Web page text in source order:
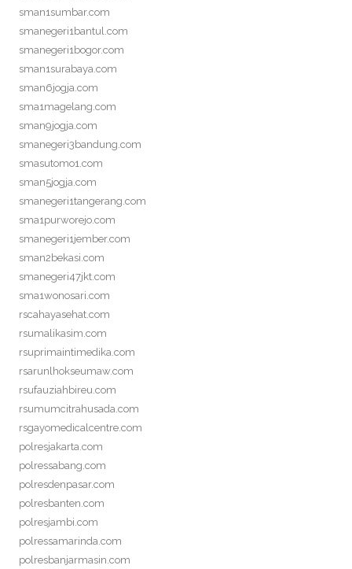
sman1sumbar.com
smanegeri1bantul.com
smanegeri1bogor.com
sman1surabaya.com
sman6jogja.com
sma1magelang.com
sman9jogja.com
smanegeri3bandung.com
smasutomo1.com
sman5jogja.com
smanegeri1tangerang.com
sma1purworejo.com
smanegeri1jember.com
sman2bekasi.com
smanegeri47jkt.com
sma1wonosari.com
rscahayasehat.com
rsumalikasim.com
rsuprimaintimedika.com
rsarunlhokseumaw.com
rsufauziahbireu.com
rsumumcitrahusada.com
rsgayomedicalcentre.com
polresjakarta.com
polressabang.com
polresdenpasar.com
polresbanten.com
polresjambi.com
polressamarinda.com
polresbanjarmasin.com